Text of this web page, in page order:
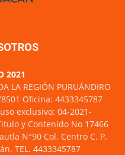
2021
LA REGIÓN PURUÁNDIRO
Oficina: 4433345787
exclusivo: 04-2021-
y Contenido No 17466
N°90 Col. Centro C. P.
TEL. 4433345787